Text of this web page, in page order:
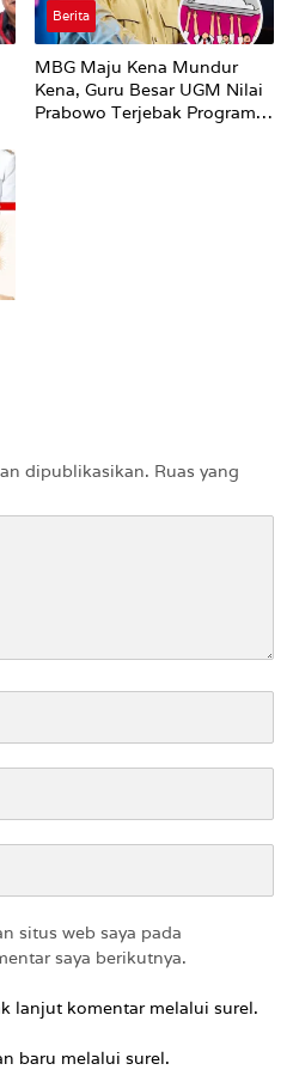
Berita
MBG Maju Kena Mundur
Kena, Guru Besar UGM Nilai
Prabowo Terjebak Program
dipublikasikan. Ruas yang
situs web saya pada
saya berikutnya.
lanjut komentar melalui surel.
baru melalui surel.